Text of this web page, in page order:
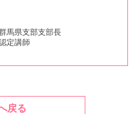
馬県支部支部長
定講師
戻る